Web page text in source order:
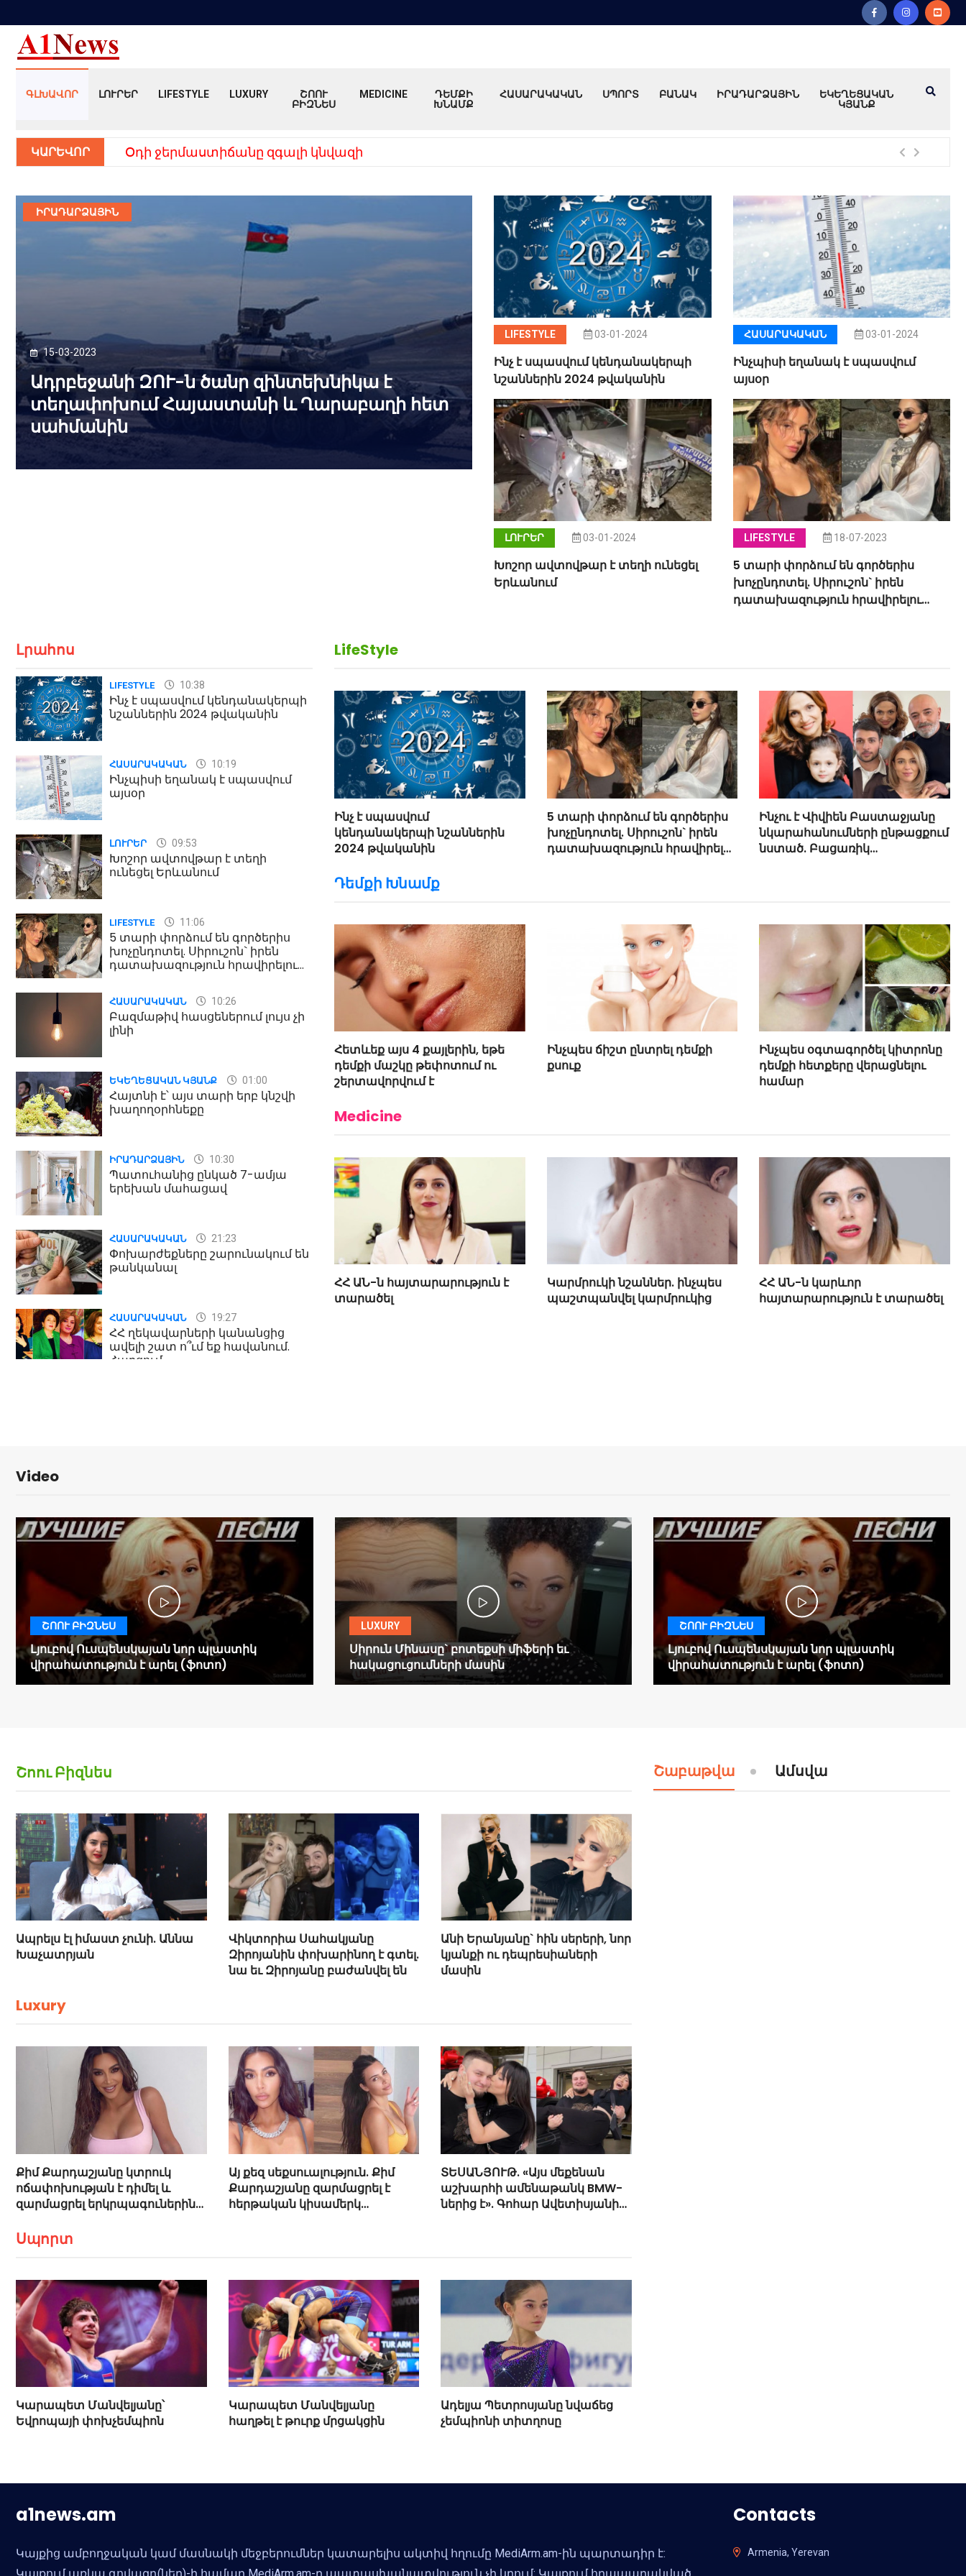
ԳԼԽԱՎՈՐ ԼՈՒՐԵՐ LIFESTYLE LUXURY
ՇՈՈՒ
ԲԻԶՆԵՍ
MEDICINE
ԴԵՄՔԻ
ԽՆԱՄՔ
ՀԱՍԱՐԱԿԱԿԱՆ ՍՊՈՐՏ ԲԱՆԱԿ ԻՐԱԴԱՐՁԱՅԻՆ
ԵԿԵՂԵՑԱԿԱՆ
ԿՅԱՆՔ
ԿԱՐԵՎՈՐ Օդի ջերմաստիճանը զգալի կնվազի
ԻՐԱԴԱՐՁԱՅԻՆ
15-03-2023
Ադրբեջանի ԶՈՒ-ն ծանր զինտեխնիկա է
տեղափոխում Հայաստանի և Ղարաբաղի հետ
սահմանին
LIFESTYLE 03-01-2024
Ինչ է սպասվում կենդանակերպի
նշաններին 2024 թվականին
ՀԱՍԱՐԱԿԱԿԱՆ 03-01-2024
Ինչպիսի եղանակ է սպասվում
այսօր
ԼՈՒՐԵՐ 03-01-2024
Խոշոր ավտովթար է տեղի ունեցել
Երևանում
LIFESTYLE 18-07-2023
5 տարի փորձում են գործերիս
խոչընդոտել. Սիրուշոն` իրեն
դատախազություն հրավիրելու
Լրահոս
LIFESTYLE 10:38
Ինչ է սպասվում կենդանակերպի
նշաններին 2024 թվականին
ՀԱՍԱՐԱԿԱԿԱՆ 10:19
Ինչպիսի եղանակ է սպասվում
այսօր
ԼՈՒՐԵՐ 09:53
Խոշոր ավտովթար է տեղի
ունեցել Երևանում
LIFESTYLE 11:06
5 տարի փորձում են գործերիս
խոչընդոտել. Սիրուշոն` իրեն
դատախազություն հրավիրելու
ՀԱՍԱՐԱԿԱԿԱՆ 10:26
Բազմաթիվ հասցեներում լույս չի
լինի
ԵԿԵՂԵՑԱԿԱՆ ԿՅԱՆՔ 01:00
Հայտնի է՝ այս տարի երբ կնշվի
խաղողօրհնեքը
ԻՐԱԴԱՐՁԱՅԻՆ 10:30
Պատուհանից ընկած 7-ամյա
երեխան մահացավ
ՀԱՍԱՐԱԿԱԿԱՆ 21:23
Փոխարժեքները շարունակում են
թանկանալ
ՀԱՍԱՐԱԿԱԿԱՆ 19:27
ՀՀ ղեկավարների կանանցից
ավելի շատ ո՞ւմ եք հավանում.
Հարցում
օգտվելու դրանից
LIFESTYLE 18:50
Ինչու է Վիվիեն Բաստաջյանը
նկարահանումների ընթացքում
նստած. Բացառիկ
մանրամասներ (Տեսանյութ)
LifeStyle
Ինչ է սպասվում
կենդանակերպի նշաններին
2024 թվականին
5 տարի փորձում են գործերիս
խոչընդոտել. Սիրուշոն` իրեն
դատախազություն հրավիրելու
Ինչու է Վիվիեն Բաստաջյանը
նկարահանումների ընթացքում
նստած. Բացառիկ
Դեմքի Խնամք
Հետևեք այս 4 քայլերին, եթե
դեմքի մաշկը թեփոտում ու
շերտավորվում է
Ինչպես ճիշտ ընտրել դեմքի
քսուք
Ինչպես օգտագործել կիտրոնը
դեմքի հետքերը վերացնելու
համար
Medicine
ՀՀ ԱՆ-ն հայտարարություն է
տարածել
Կարմրուկի նշաններ. ինչպես
պաշտպանվել կարմրուկից
ՀՀ ԱՆ-ն կարևոր
հայտարարություն է տարածել
Video
ՇՈՈՒ ԲԻԶՆԵՍ
Լյուբով Ուսպենսկայան նոր պլաստիկ
վիրահատություն է արել (ֆոտո)
LUXURY
Սիրուն Մինասը` բոտեքսի միֆերի եւ
հակացուցումների մասին
ՇՈՈՒ ԲԻԶՆԵՍ
Լյուբով Ուսպենսկայան նոր պլաստիկ
վիրահատություն է արել (ֆոտո)
Շոու Բիզնես
Ապրելս էլ իմաստ չունի. Աննա
Խաչատրյան
Վիկտորիա Սահակյանը
Զիրոյանին փոխարինող է գտել.
նա եւ Զիրոյանը բաժանվել են
Անի Երանյանը` հին սերերի, նոր
կյանքի ու դեպրեսիաների
մասին
Luxury
Քիմ Քարդաշյանը կտրուկ
ոճափոխության է դիմել և
զարմացրել երկրպագուներին
Այ քեզ սեքսուալություն. Քիմ
Քարդաշյանը զարմացրել է
հերթական կիսամերկ
ՏԵՍԱՆՅՈՒԹ. «Այս մեքենան
աշխարհի ամենաթանկ BMW-
ներից է». Գոհար Ավետիսյանի
Սպորտ
Կարապետ Մանվելյանը՝
Եվրոպայի փոխչեմպիոն
Կարապետ Մանվելյանը
հաղթել է թուրք մրցակցին
Ադելյա Պետրոսյանը նվաճեց
չեմպիոնի տիտղոսը
Շաբաթվա Ամսվա
a1news.am
Կայքից ամբողջական կամ մասնակի մեջբերումներ կատարելիս ակտիվ հղումը MediArm.am-ին պարտադիր է:
Contacts
Armenia, Yerevan